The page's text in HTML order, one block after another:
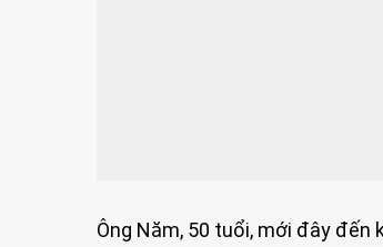
Ông Năm, 50 tuổi, mới đây đến